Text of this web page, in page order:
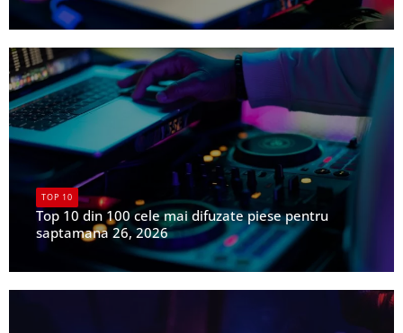
UPFR
TOP 10
Top 10 din 100 cele mai difuzate piese pentru
saptamana 26, 2026